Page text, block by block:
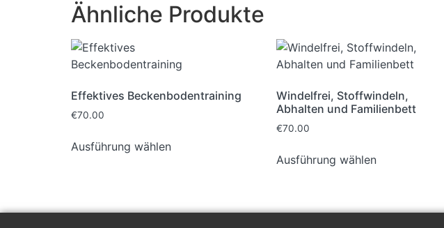
Ähnliche Produkte
Effektives Beckenbodentraining
€70.00
Ausführung wählen
Windelfrei, Stoffwindeln,
Abhalten und Familienbett
€70.00
Ausführung wählen